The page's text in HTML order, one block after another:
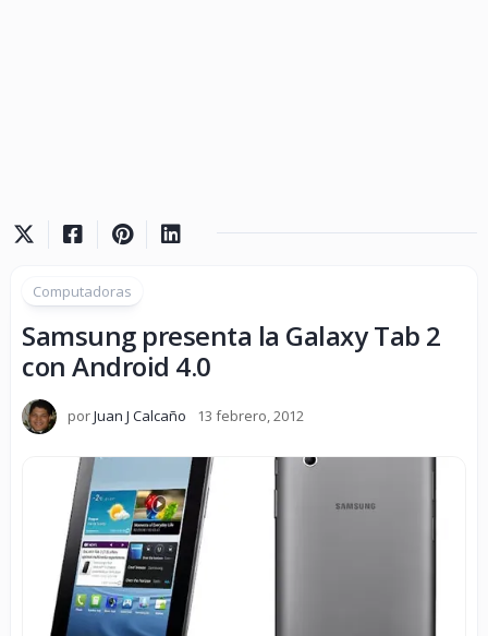
Computadoras
Samsung presenta la Galaxy Tab 2
con Android 4.0
porJuan J Calcaño 13 febrero, 2012